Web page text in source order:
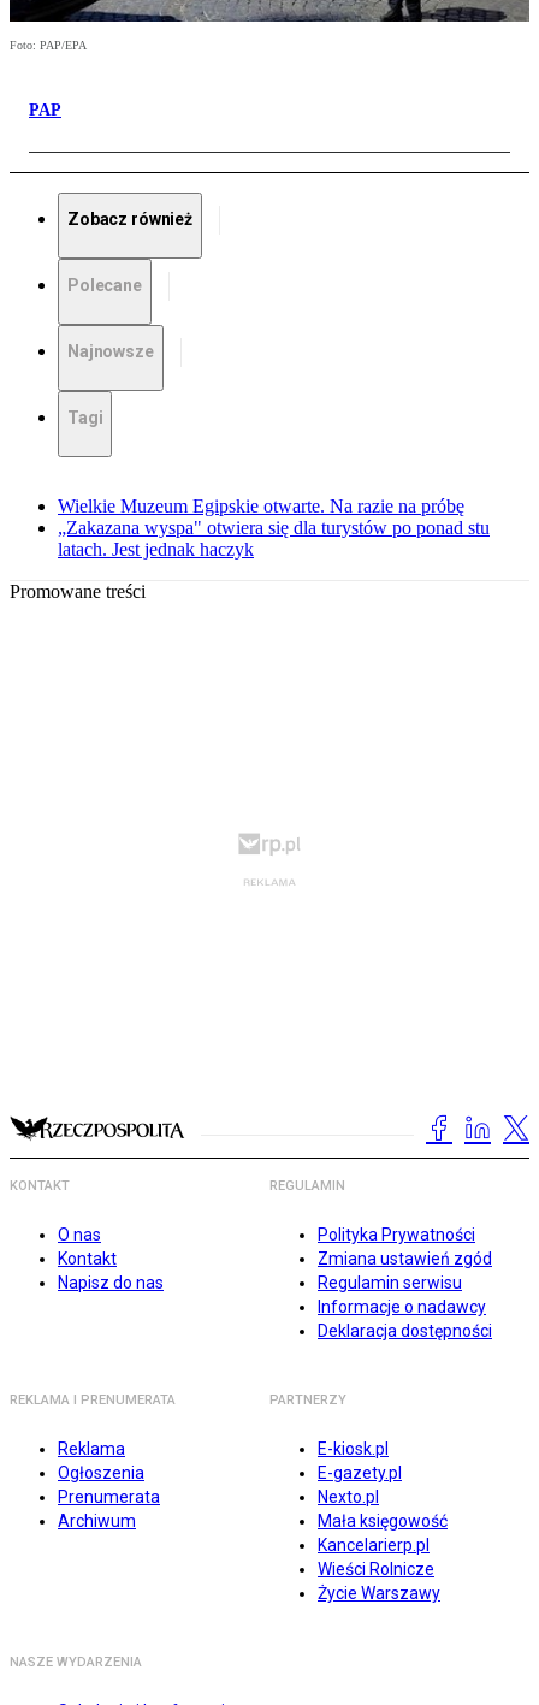
Foto: PAP/EPA
PAP
Zobacz również
Polecane
Najnowsze
Tagi
Wielkie Muzeum Egipskie otwarte. Na razie na próbę
„Zakazana wyspa" otwiera się dla turystów po ponad stu
latach. Jest jednak haczyk
Promowane treści
KONTAKT
O nas
Kontakt
Napisz do nas
REGULAMIN
Polityka Prywatności
Zmiana ustawień zgód
Regulamin serwisu
Informacje o nadawcy
Deklaracja dostępności
REKLAMA I PRENUMERATA
Reklama
Ogłoszenia
Prenumerata
Archiwum
PARTNERZY
E-kiosk.pl
E-gazety.pl
Nexto.pl
Mała księgowość
Kancelarierp.pl
Wieści Rolnicze
Życie Warszawy
NASZE WYDARZENIA